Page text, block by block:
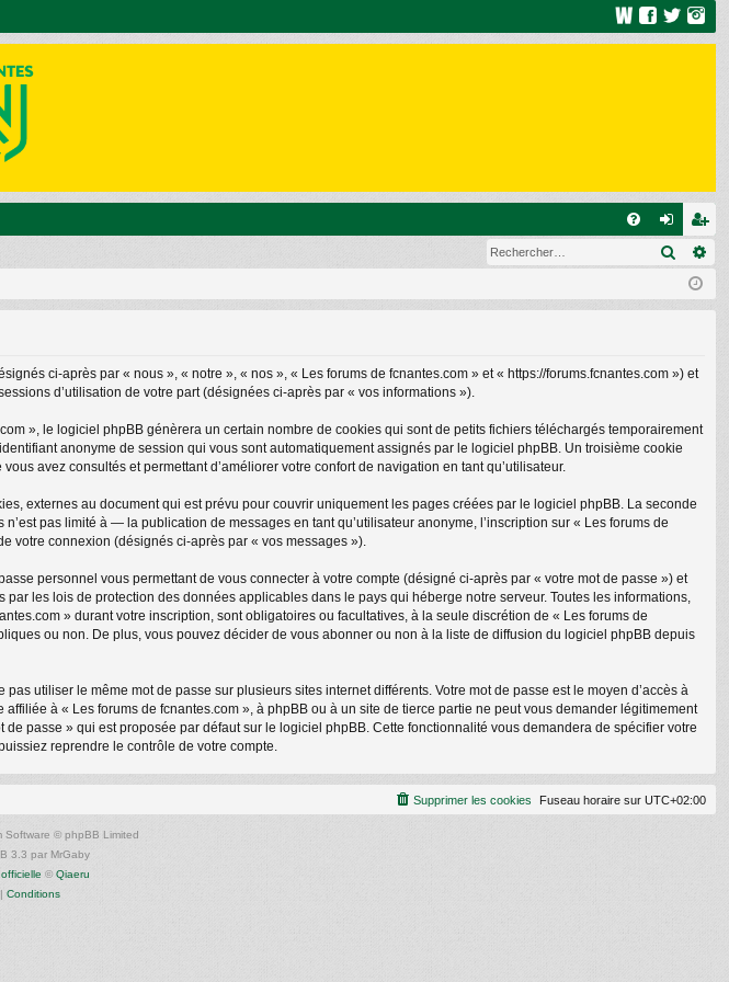
on ns
cri
ci-après par « nous », « notre », « nos », « Les forums de fcnantes.com » et « https://forums.fcnantes.com ») et
d’utilisation de votre part (désignées ci-après par « vos informations »).
», le logiciel phpBB génèrera un certain nombre de cookies qui sont de petits fichiers téléchargés temporairement
anonyme de session qui vous sont automatiquement assignés par le logiciel phpBB. Un troisième cookie
avez consultés et permettant d’améliorer votre confort de navigation en tant qu’utilisateur.
externes au document qui est prévu pour couvrir uniquement les pages créées par le logiciel phpBB. La seconde
pas limité à — la publication de messages en tant qu’utilisateur anonyme, l’inscription sur « Les forums de
votre connexion (désignés ci-après par « vos messages »).
personnel vous permettant de vous connecter à votre compte (désigné ci-après par « votre mot de passe ») et
les lois de protection des données applicables dans le pays qui héberge notre serveur. Toutes les informations,
» durant votre inscription, sont obligatoires ou facultatives, à la seule discrétion de « Les forums de
ou non. De plus, vous pouvez décider de vous abonner ou non à la liste de diffusion du logiciel phpBB depuis
utiliser le même mot de passe sur plusieurs sites internet différents. Votre mot de passe est le moyen d’accès à
à « Les forums de fcnantes.com », à phpBB ou à un site de tierce partie ne peut vous demander légitimement
passe » qui est proposée par défaut sur le logiciel phpBB. Cette fonctionnalité vous demandera de spécifier votre
reprendre le contrôle de votre compte.
Fuseau horaire sur UTC+02:00
Supprimer les cookies
Software © phpBB Limited
3.3 par MrGaby
© Qiaeru
| Conditions